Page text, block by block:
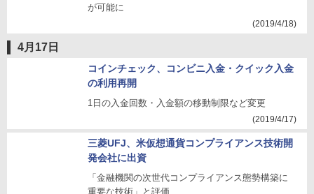
が可能に
(2019/4/18)
4月17日
コインチェック、コンビニ入金・クイック入金
の利用再開
1日の入金回数・入金額の移動制限など変更
(2019/4/17)
三菱UFJ、米仮想通貨コンプライアンス技術開
発会社に出資
「金融機関の次世代コンプライアンス態勢構築に
重要な技術」と評価